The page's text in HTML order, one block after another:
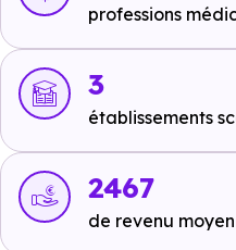
Lycée :
Supérieur :
non disponible.
Commerces :
professions
3
établissements
2467
de revenu